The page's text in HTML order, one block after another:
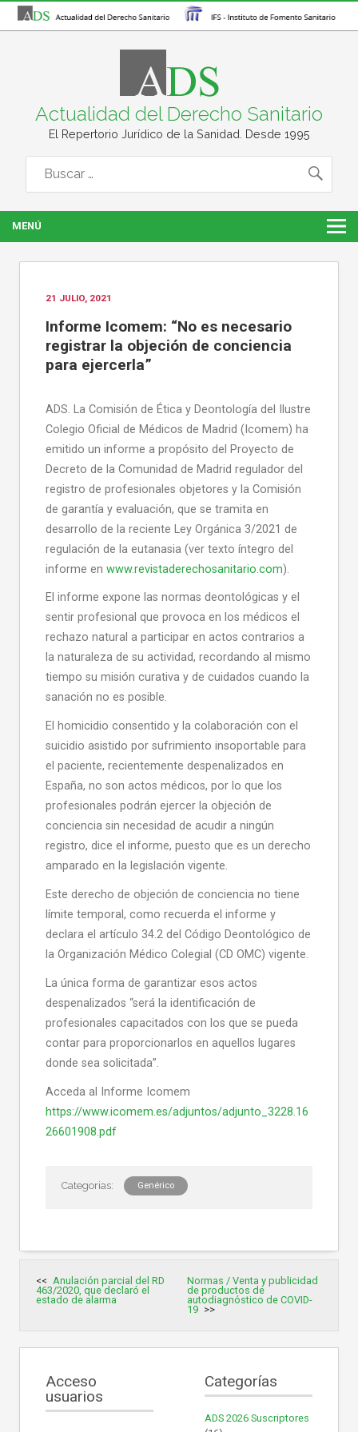
Actualidad del Derecho Sanitario
El Repertorio Jurídico de la Sanidad. Desde 1995
MENÚ
21 JULIO, 2021
Informe Icomem: “No es necesario
registrar la objeción de conciencia
para ejercerla”
ADS. La Comisión de Ética y Deontología del Ilustre
Colegio Oficial de Médicos de Madrid (Icomem) ha
emitido un informe a propósito del Proyecto de
Decreto de la Comunidad de Madrid regulador del
registro de profesionales objetores y la Comisión
de garantía y evaluación, que se tramita en
desarrollo de la reciente Ley Orgánica 3/2021 de
regulación de la eutanasia (ver texto íntegro del
informe en www.revistaderechosanitario.com).
El informe expone las normas deontológicas y el
sentir profesional que provoca en los médicos el
rechazo natural a participar en actos contrarios a
la naturaleza de su actividad, recordando al mismo
tiempo su misión curativa y de cuidados cuando la
sanación no es posible.
El homicidio consentido y la colaboración con el
suicidio asistido por sufrimiento insoportable para
el paciente, recientemente despenalizados en
España, no son actos médicos, por lo que los
profesionales podrán ejercer la objeción de
conciencia sin necesidad de acudir a ningún
registro, dice el informe, puesto que es un derecho
amparado en la legislación vigente.
Este derecho de objeción de conciencia no tiene
límite temporal, como recuerda el informe y
declara el artículo 34.2 del Código Deontológico de
la Organización Médico Colegial (CD OMC) vigente.
La única forma de garantizar esos actos
despenalizados “será la identificación de
profesionales capacitados con los que se pueda
contar para proporcionarlos en aquellos lugares
donde sea solicitada”.
Acceda al Informe Icomem
https://www.icomem.es/adjuntos/adjunto_3228.16
26601908.pdf
Genérico
de
entradas
Anulación parcial del RD
463/2020, que declaró el
estado de alarma
Normas / Venta y publicidad
de productos de
autodiagnóstico de COVID-
19
Acceso
usuarios
Categorías
ADS 2026 Suscriptores